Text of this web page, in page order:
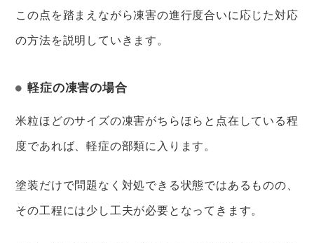
この点を踏まえながら凍害の進行度合いに応じた対応
の方法を説明していきます。
軽症の凍害の場合
米粒ほどのサイズの凍害がちらほらと点在している程
度であれば、軽症の部類に入ります。
塗装だけで問題なく対処できる状態ではあるものの、
その工程には少し工夫が必要となってきます。